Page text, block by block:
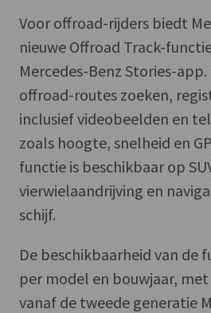
Voor offroad-rijders biedt
nieuwe Offroad Track-
Mercedes-Benz Stories-
offroad-routes zoeken,
inclusief videobeelden en
zoals hoogte, snelheid en
functie is beschikbaar op
vierwielaandrijving en
schijf.
De beschikbaarheid van de
per model en bouwjaar,
vanaf de tweede generatie